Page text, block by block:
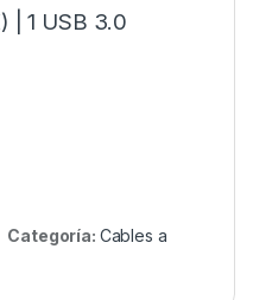
| 1 USB 3.0
Categoría: Cables a